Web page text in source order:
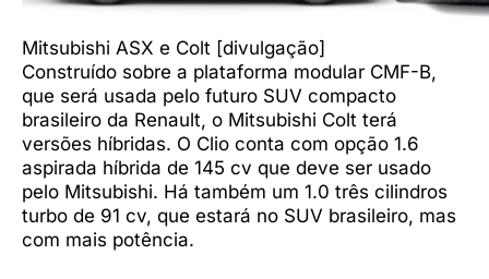
Mitsubishi ASX e Colt [divulgação]
Construído sobre a plataforma modular CMF-B,
que será usada pelo futuro SUV compacto
brasileiro da Renault, o Mitsubishi Colt terá
versões híbridas. O Clio conta com opção 1.6
aspirada híbrida de 145 cv que deve ser usado
pelo Mitsubishi. Há também um 1.0 três cilindros
turbo de 91 cv, que estará no SUV brasileiro, mas
com mais potência.